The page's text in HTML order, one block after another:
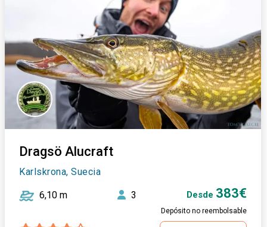
Dragsö Alucraft
Karlskrona, Suecia
6,10 m 3 Desde 383€
Depósito no reembolsable